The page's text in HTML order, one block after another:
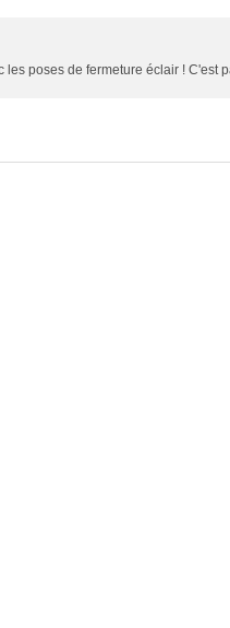
poses de fermeture éclair ! C'est